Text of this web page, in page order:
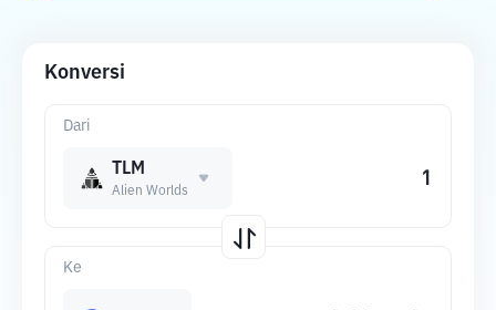
Konversi
Dari
TLM
Alien Worlds
Ke